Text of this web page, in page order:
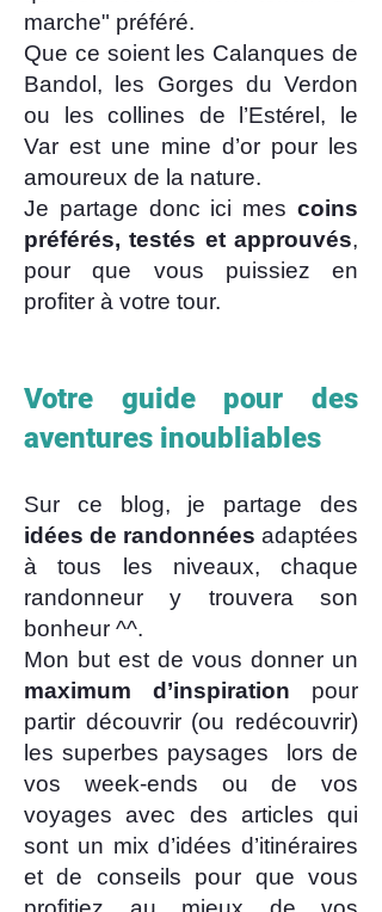
marche" préféré.
Que ce soient les Calanques de
Bandol, les Gorges du Verdon
ou les collines de l’Estérel, le
Var est une mine d’or pour les
amoureux de la nature.
Je partage donc ici mes coins
préférés, testés et approuvés,
pour que vous puissiez en
profiter à votre tour.
Votre guide pour des
aventures inoubliables
Sur ce blog, je partage des
idées de randonnées adaptées
à tous les niveaux, chaque
randonneur y trouvera son
bonheur ^^.
Mon but est de vous donner un
maximum d’inspiration pour
partir découvrir (ou redécouvrir)
les superbes paysages lors de
vos week-ends ou de vos
voyages avec des articles qui
sont un mix d’idées d’itinéraires
et de conseils pour que vous